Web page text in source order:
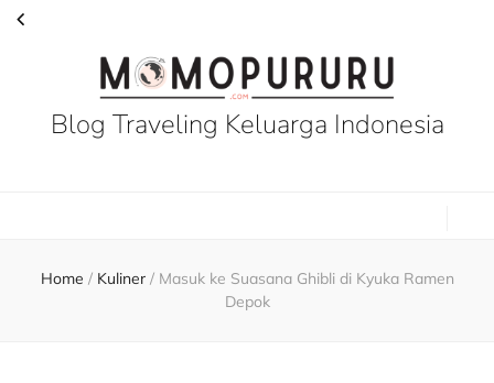
Blog Traveling Keluarga Indonesia
Home / Kuliner / Masuk ke Suasana Ghibli di Kyuka Ramen
Depok